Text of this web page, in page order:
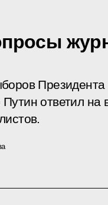
Президента
ответил на